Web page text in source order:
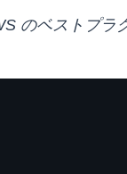
のベストプ